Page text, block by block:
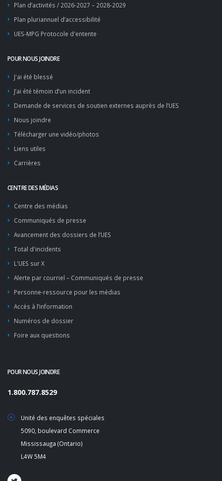
Plan d’activités / 2026-2027 – 2028-2029
Plan pluriannuel d’accessibilité
UES-MPG Protocole d'entente
POUR NOUS JOINDRE
J'ai été blessé
J’ai été témoin d’un incident
Demande de services de soutien externes auprès de l’UES
Nous joindre
Télécharger une vidéo/photos
Liens utiles
Carrières
CENTRE DES MÉDIAS
Centre des médias
Communiqués de presse
Avancement des dossiers de l’UES
Total d'incidents
L'UES sur X
Alerte par courriel – Communiqués de presse
Personne-ressource pour les médias
Accès à l’information
Numéros de dossier
Foire aux questions
POUR NOUS JOINDRE
1.800.787.8529
Unité des enquêtes spéciales
5090, boulevard Commerce
Mississauga (Ontario)
L4W 5M4